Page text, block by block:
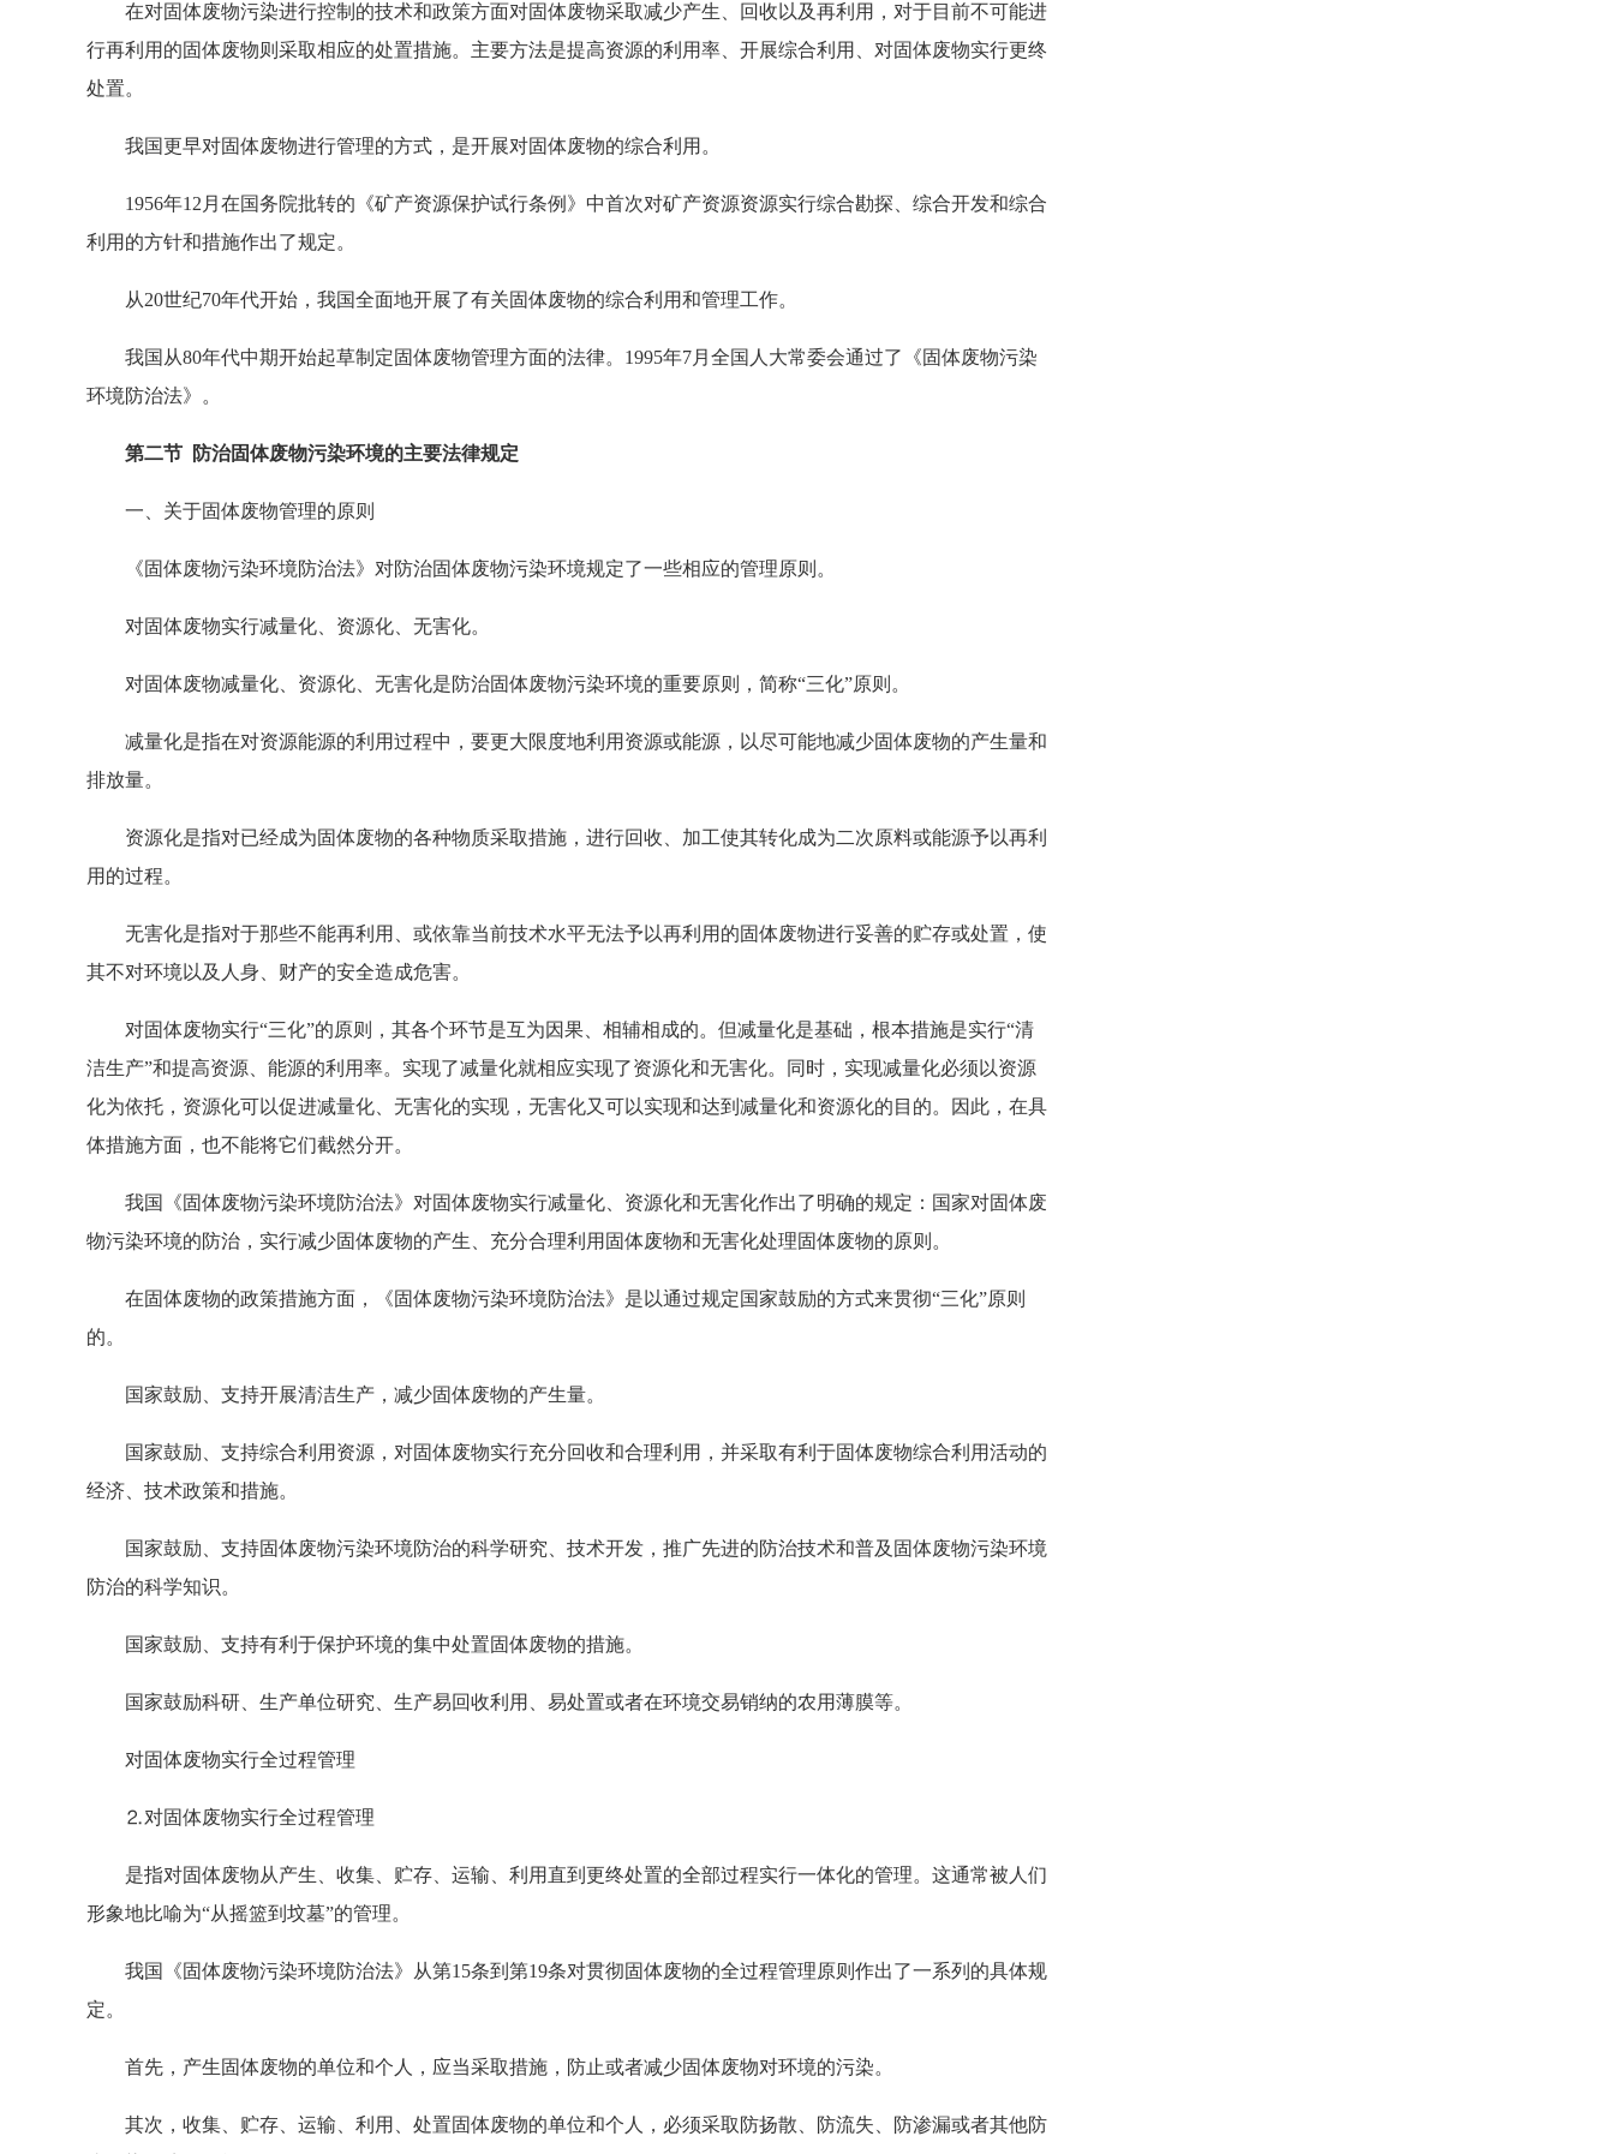
在对固体废物污染进行控制的技术和政策方面对固体废物采取减少产生、回收以及再利用，对于目前不可能进
行再利用的固体废物则采取相应的处置措施。主要方法是提高资源的利用率、开展综合利用、对固体废物实行更终
处置。
我国更早对固体废物进行管理的方式，是开展对固体废物的综合利用。
1956年12月在国务院批转的《矿产资源保护试行条例》中首次对矿产资源资源实行综合勘探、综合开发和综合
利用的方针和措施作出了规定。
从20世纪70年代开始，我国全面地开展了有关固体废物的综合利用和管理工作。
我国从80年代中期开始起草制定固体废物管理方面的法律。1995年7月全国人大常委会通过了《固体废物污染
环境防治法》。
第二节 防治固体废物污染环境的主要法律规定
一、关于固体废物管理的原则
《固体废物污染环境防治法》对防治固体废物污染环境规定了一些相应的管理原则。
对固体废物实行减量化、资源化、无害化。
对固体废物减量化、资源化、无害化是防治固体废物污染环境的重要原则，简称“三化”原则。
减量化是指在对资源能源的利用过程中，要更大限度地利用资源或能源，以尽可能地减少固体废物的产生量和
排放量。
资源化是指对已经成为固体废物的各种物质采取措施，进行回收、加工使其转化成为二次原料或能源予以再利
用的过程。
无害化是指对于那些不能再利用、或依靠当前技术水平无法予以再利用的固体废物进行妥善的贮存或处置，使
其不对环境以及人身、财产的安全造成危害。
对固体废物实行“三化”的原则，其各个环节是互为因果、相辅相成的。但减量化是基础，根本措施是实行“清
洁生产”和提高资源、能源的利用率。实现了减量化就相应实现了资源化和无害化。同时，实现减量化必须以资源
化为依托，资源化可以促进减量化、无害化的实现，无害化又可以实现和达到减量化和资源化的目的。因此，在具
体措施方面，也不能将它们截然分开。
我国《固体废物污染环境防治法》对固体废物实行减量化、资源化和无害化作出了明确的规定：国家对固体废
物污染环境的防治，实行减少固体废物的产生、充分合理利用固体废物和无害化处理固体废物的原则。
在固体废物的政策措施方面，《固体废物污染环境防治法》是以通过规定国家鼓励的方式来贯彻“三化”原则
的。
国家鼓励、支持开展清洁生产，减少固体废物的产生量。
国家鼓励、支持综合利用资源，对固体废物实行充分回收和合理利用，并采取有利于固体废物综合利用活动的
经济、技术政策和措施。
国家鼓励、支持固体废物污染环境防治的科学研究、技术开发，推广先进的防治技术和普及固体废物污染环境
防治的科学知识。
国家鼓励、支持有利于保护环境的集中处置固体废物的措施。
国家鼓励科研、生产单位研究、生产易回收利用、易处置或者在环境交易销纳的农用薄膜等。
对固体废物实行全过程管理
⒉对固体废物实行全过程管理
是指对固体废物从产生、收集、贮存、运输、利用直到更终处置的全部过程实行一体化的管理。这通常被人们
形象地比喻为“从摇篮到坟墓”的管理。
我国《固体废物污染环境防治法》从第15条到第19条对贯彻固体废物的全过程管理原则作出了一系列的具体规
定。
首先，产生固体废物的单位和个人，应当采取措施，防止或者减少固体废物对环境的污染。
其次，收集、贮存、运输、利用、处置固体废物的单位和个人，必须采取防扬散、防流失、防渗漏或者其他防